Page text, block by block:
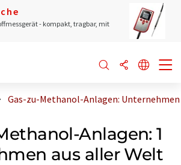
- kompakt, tragbar, mit
Gas-zu-Methanol-Anlagen:
Anlagen: 1
aus aller Welt